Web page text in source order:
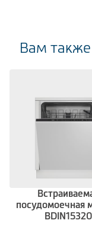
Вам
посудомоечная
BDIN15320